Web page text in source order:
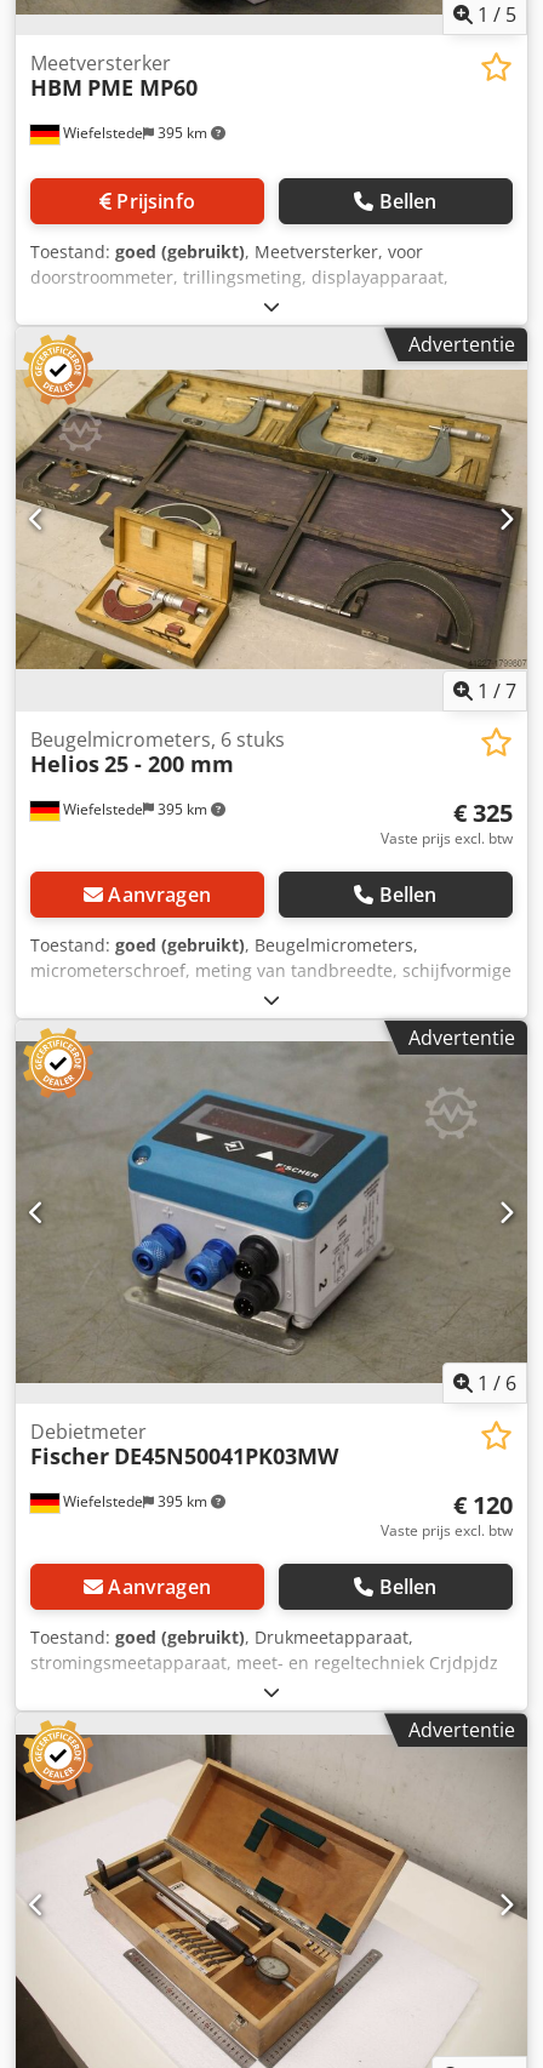
1 / 5
Wiefelstede 395 km
Meetversterker
HBM PME MP60
Prijsinfo Bellen
Toestand: goed (gebruikt), Meetversterker, voor
doorstroommeter, trillingsmeting, displayapparaat,
trillingsmeting, monitordisplay -Fabrikant: HBM,
industriële meetversterker -Type: PME MP60 -Aantal: 2
meetversterkers beschikbaar -Prijs: per stuk Crjdpof H
Hyijfx Adpef -Afmetingen: 160/60/H145 mm -Gewicht: 0,9
kg
Advertentie
1 /7
Wiefelstede 395 km
Beugelmicrometers, 6 stuks
Helios25 - 200 mm
€ 325
Vaste prijs excl. btw
Aanvragen Bellen
Toestand: goed (gebruikt), Beugelmicrometers,
micrometerschroef, meting van tandbreedte, schijfvormige
meetvlakken - Meetbereik: 25-200 mm - Eén omwenteling
van de trommel komt overeen met: 0,5 mm - Met
vergrendelingsvoorziening Cjdjb A Sx Ujpfx Adperf - Grote
meetvlakken - Meetkracht: ratel - Inclusief etui - Instelmaat
- Handbescherming - Sleutel - Ook andere maten
beschikbaar - Gewicht: 5 kg
Advertentie
1 / 6
Wiefelstede 395 km
Debietmeter
Fischer DE45N50041PK03MW
€ 120
Vaste prijs excl. btw
Aanvragen Bellen
Toestand: goed (gebruikt), Drukmeetapparaat,
stromingsmeetapparaat, meet- en regeltechniek Crjdpjdz
Aq Tsfx Adpof -fabrikant: Fischer Mess- und Regeltechnik -
Type: DE45N50041PK03MW -Aantal: 4x meetapparatuur
beschikbaar -Prijs: per stuk -Maten: 90/100/H70 mm -
gewicht: 0,3 kg
Advertentie